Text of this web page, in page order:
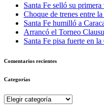
Santa Fe selló su
Choque de trenes entre
Santa Fe humilló a
Arrancó el Torneo
Santa Fe pisa fuerte en
Comentarios recientes
Categorías
Categorías